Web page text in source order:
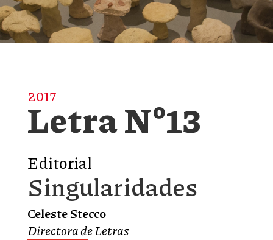
2017
Letra Nº13
Editorial
Singularidades
Celeste Stecco
Directora de Letras